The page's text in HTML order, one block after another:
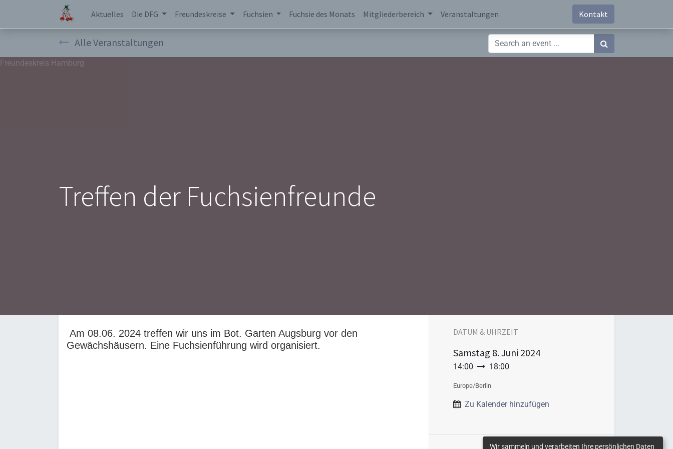
Aktuelles Die DFG Freundeskreise Fuchsien Fuchsie des Monats Mitgliederbereich Veranstaltungen Kontakt
Alle Veranstaltungen
Freundeskreis Hamburg
Treffen der Fuchsienfreunde
Am 08.06. 2024 treffen wir uns im Bot. Garten Augsburg vor den
Gewächshäusern. Eine Fuchsienführung wird organisiert.
DATUM & UHRZEIT
Samstag 8. Juni 2024
14:00 18:00
Europe/Berlin
Zu Kalender hinzufügen
Wir sammeln und verarbeiten Ihre persönlichen Daten